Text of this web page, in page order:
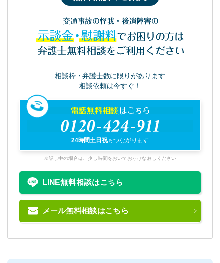
交通事故の怪我・後遺障害の
示談金・慰謝料でお困りの方は
弁護士無料相談をご利用ください
相談枠・弁護士数に限りがあります
相談依頼は今すぐ！
電話無料相談はこちら
0120-424-911
24時間土日祝もつながります
※話し中の場合は、少し時間をおいておかけなおしください
LINE無料相談はこちら
メール無料相談はこちら